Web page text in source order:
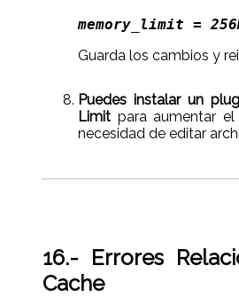
memory_limit =
Guarda los cambios y
Puedes instalar un
Limit para aumentar
necesidad de editar
16.- Errores
Cache